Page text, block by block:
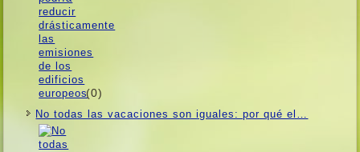
(0)
No todas las vacaciones son iguales: por qué el…